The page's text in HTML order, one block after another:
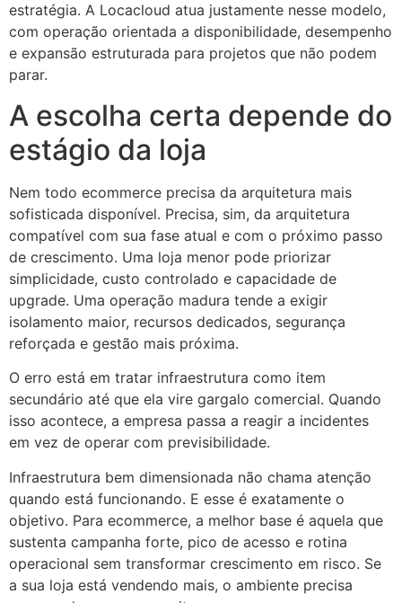
estratégia. A Locacloud atua justamente nesse modelo,
com operação orientada a disponibilidade, desempenho
e expansão estruturada para projetos que não podem
parar.
A escolha certa depende do
estágio da loja
Nem todo ecommerce precisa da arquitetura mais
sofisticada disponível. Precisa, sim, da arquitetura
compatível com sua fase atual e com o próximo passo
de crescimento. Uma loja menor pode priorizar
simplicidade, custo controlado e capacidade de
upgrade. Uma operação madura tende a exigir
isolamento maior, recursos dedicados, segurança
reforçada e gestão mais próxima.
O erro está em tratar infraestrutura como item
secundário até que ela vire gargalo comercial. Quando
isso acontece, a empresa passa a reagir a incidentes
em vez de operar com previsibilidade.
Infraestrutura bem dimensionada não chama atenção
quando está funcionando. E esse é exatamente o
objetivo. Para ecommerce, a melhor base é aquela que
sustenta campanha forte, pico de acesso e rotina
operacional sem transformar crescimento em risco. Se
a sua loja está vendendo mais, o ambiente precisa